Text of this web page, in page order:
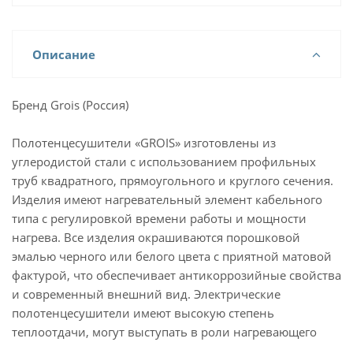
Описание
Бренд Grois (Россия)
Полотенцесушители «GROIS» изготовлены из
углеродистой стали с использованием профильных
труб квадратного, прямоугольного и круглого сечения.
Изделия имеют нагревательный элемент кабельного
типа с регулировкой времени работы и мощности
нагрева. Все изделия окрашиваются порошковой
эмалью черного или белого цвета с приятной матовой
фактурой, что обеспечивает антикоррозийные свойства
и современный внешний вид. Электрические
полотенцесушители имеют высокую степень
теплоотдачи, могут выступать в роли нагревающего